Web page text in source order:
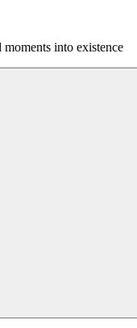
into existence